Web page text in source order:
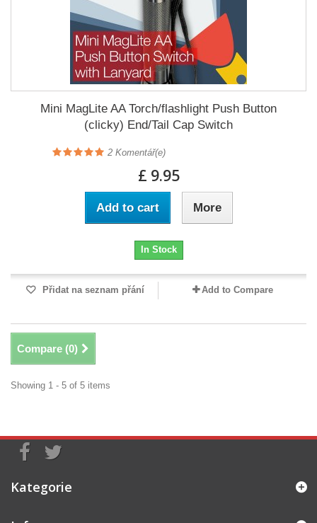
Mini MagLite AA Torch/flashlight Push Button
(clicky) End/Tail Cap Switch
2 Komentář(e)
£ 9.95
Add to cart More
In Stock
Přidat na seznam přání Add to Compare
Compare (0)
Showing 1 - 5 of 5 items
Kategorie